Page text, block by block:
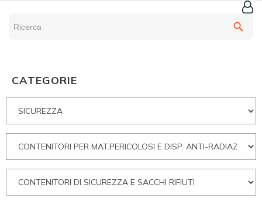
search
CATEGORIE